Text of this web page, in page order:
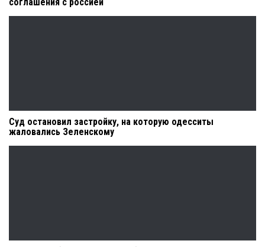
соглашения с россией
Суд остановил застройку, на которую одесситы
жаловались Зеленскому